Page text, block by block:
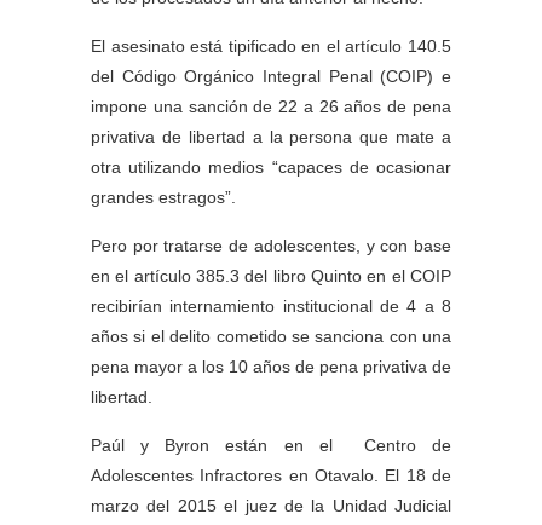
El asesinato está tipificado en el artículo 140.5
del Código Orgánico Integral Penal (COIP) e
impone una sanción de 22 a 26 años de pena
privativa de libertad a la persona que mate a
otra utilizando medios “capaces de ocasionar
grandes estragos”.
Pero por tratarse de adolescentes, y con base
en el artículo 385.3 del libro Quinto en el COIP
recibirían internamiento institucional de 4 a 8
años si el delito cometido se sanciona con una
pena mayor a los 10 años de pena privativa de
libertad.
Paúl y Byron están en el Centro de
Adolescentes Infractores en Otavalo. El 18 de
marzo del 2015 el juez de la Unidad Judicial